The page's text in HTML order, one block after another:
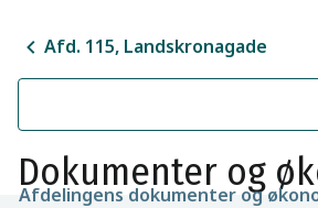
Afd. 115, Landskronagade
Afdelingens dokumenter og
Dokumenter og